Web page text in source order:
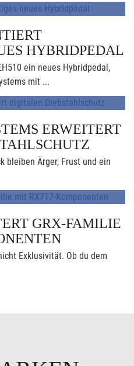
HYBRIDPEDAL
ein neues Hybridpedal,
mit ...
ERWEITERT
bleiben Ärger, Frust und ein
GRX-FAMILIE
Exklusivität. Ob du dem